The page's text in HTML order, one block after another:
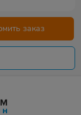
заказ